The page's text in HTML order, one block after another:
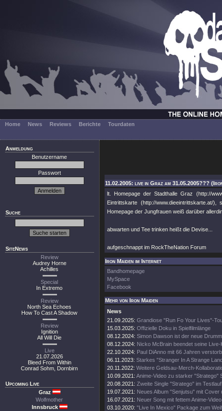
Home News Reviews Berichte Tourdaten
Anmeldung
Benutzername
Passwort
Suche
SiteNews
Review
Audrey Horne
Achilles
Special
In Extremo
Review
North Sea Echoes
How To Cast A Shadow
Review
Ignition
All Will Die
Live
21.07.2026
Bleed From Within
Conrad Sohm, Dornbirn
Upcoming Live
Graz
Wolfmother
Innsbruck
11.02.2005: live in Graz am 31.05.2005???
lt. Homepage der Stadthalle Graz (http://
Eintrittskarte (http://
Homepage der Jungfrauen weiß darüber
abwarten und Tee trinken heißt die Devise...
aufgeschnappt im RockTheNation Forum
Iron Maiden im Internet
Bandhomepage
MySpace
Facebook
Mehr von Iron Maiden
News
21.09.2025: Grandiose "Run Fo Your Lives"-
15.03.2025: Offizielle Doku in Spielfilmlänge
08.12.2024: Simon Dawson ist der neue
08.12.2024: Nicko McBrain beendet seine Live-
22.10.2024: Paul DiAnno mit 66 Jahren
06.11.2023: Starkes "Stranger In A Strange
20.11.2022: Weitere Geldsau-Merch-
10.09.2021: Anime-Video zu starker "Stratego"
20.08.2021: Zweite Single "Stratego" im Testlauf
19.07.2021: Neues Album "Senjutsu" mit Cover
16.07.2021: Neuer Song mit fettem Anime-Video
03.10.2020: "Live In Mexico" Package zum